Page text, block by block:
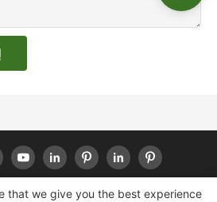
that we give you the best experience